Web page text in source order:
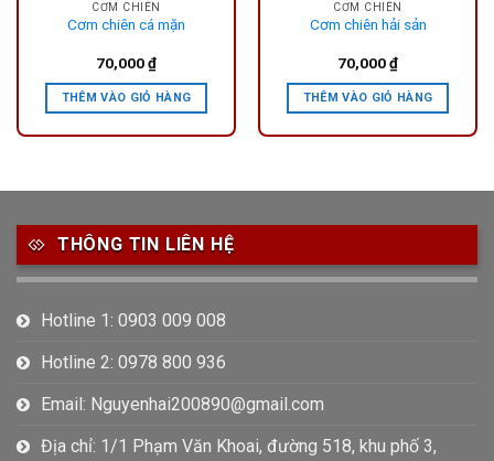
CƠM CHIÊN
Cơm chiên cá mặn
70,000₫
THÊM VÀO GIỎ HÀNG
CƠM CHIÊN
Cơm chiên hải sản
70,000₫
THÊM VÀO GIỎ HÀNG
THÔNG TIN LIÊN HỆ
Hotline 1: 0903 009 008
Hotline 2: 0978 800 936
Email: Nguyenhai200890@gmail.com
Địa chỉ: 1/1 Phạm Văn Khoai, đường 518, khu phố 3,